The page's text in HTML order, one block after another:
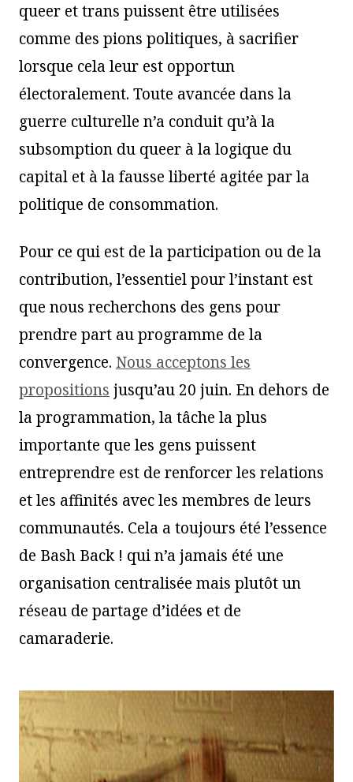
queer et trans puissent être utilisées
comme des pions politiques, à sacrifier
lorsque cela leur est opportun
électoralement. Toute avancée dans la
guerre culturelle n’a conduit qu’à la
subsomption du queer à la logique du
capital et à la fausse liberté agitée par la
politique de consommation.
Pour ce qui est de la participation ou de la
contribution, l’essentiel pour l’instant est
que nous recherchons des gens pour
prendre part au programme de la
convergence. Nous acceptons les
propositions jusqu’au 20 juin. En dehors de
la programmation, la tâche la plus
importante que les gens puissent
entreprendre est de renforcer les relations
et les affinités avec les membres de leurs
communautés. Cela a toujours été l’essence
de Bash Back ! qui n’a jamais été une
organisation centralisée mais plutôt un
réseau de partage d’idées et de
camaraderie.